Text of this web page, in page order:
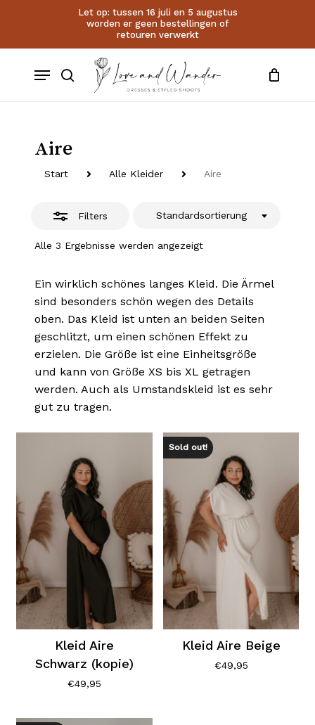
Let op: tussen 16 juli en 5 augustus
worden er geen bestellingen of
retouren verwerkt
search
Menu
Aire
Start Alle Kleider Aire
Filters
Alle 3 Ergebnisse werden angezeigt
Standardsortierung
Filters
Ein wirklich schönes langes Kleid. Die Ärmel
sind besonders schön wegen des Details
oben. Das Kleid ist unten an beiden Seiten
geschlitzt, um einen schönen Effekt zu
erzielen. Die Größe ist eine Einheitsgröße
und kann von Größe XS bis XL getragen
werden. Auch als Umstandskleid ist es sehr
gut zu tragen.
Kleid Aire
Schwarz (kopie)
€49,95
Sold out!
Kleid Aire Beige
€49,95